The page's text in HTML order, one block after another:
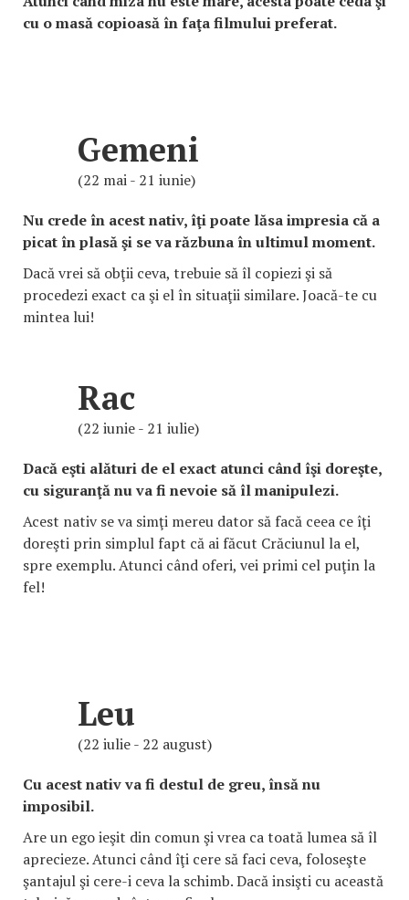
cu o masă copioasă în faţa filmului preferat.
Gemeni
(22 mai - 21 iunie)
Nu crede în acest nativ, îţi poate lăsa impresia că a
picat în plasă şi se va răzbuna în ultimul moment.
Dacă vrei să obţii ceva, trebuie să îl copiezi şi să
procedezi exact ca şi el în situaţii similare. Joacă-te cu
mintea lui!
Rac
(22 iunie - 21 iulie)
Dacă eşti alături de el exact atunci când îşi doreşte,
cu siguranţă nu va fi nevoie să îl manipulezi.
Acest nativ se va simţi mereu dator să facă ceea ce îţi
doreşti prin simplul fapt că ai făcut Crăciunul la el,
spre exemplu. Atunci când oferi, vei primi cel puţin la
fel!
Leu
(22 iulie - 22 august)
Cu acest nativ va fi destul de greu, însă nu
imposibil.
Are un ego ieşit din comun şi vrea ca toată lumea să îl
aprecieze. Atunci când îţi cere să faci ceva, foloseşte
şantajul şi cere-i ceva la schimb. Dacă insişti cu această